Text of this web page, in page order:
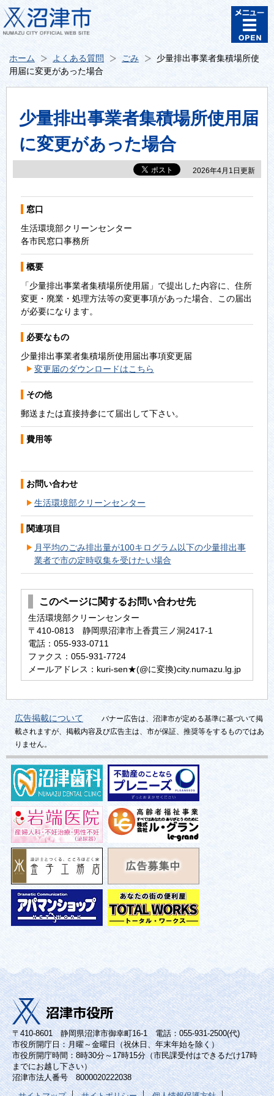
ホーム よくある質問 ごみ
少量排出事業者集積場所使
用届に変更があった場合
少量排出事業者集積場所使用届
に変更があった場合
2026年4月1日更新
窓口
生活環境部クリーンセンター
各市民窓口事務所
概要
「少量排出事業者集積場所使用届」で提出した内容に、住所
変更・廃業・処理方法等の変更事項があった場合、この届出
が必要になります。
必要なもの
少量排出事業者集積場所使用届出事項変更届
変更届のダウンロードはこちら
その他
郵送または直接持参にて届出して下さい。
費用等
お問い合わせ
生活環境部クリーンセンター
関連項目
月平均のごみ排出量が100キログラム以下の少量排出事
業者で市の定時収集を受けたい場合
このページに関するお問い合わせ先
生活環境部クリーンセンター
〒410-0813 静岡県沼津市上香貫三ノ洞2417-1
電話：055-933-0711
ファクス：055-931-7724
メールアドレス：kuri-sen★(@に変換)city.numazu.lg.jp
広告掲載について
バナー広告は、沼津市が定める基準に基づいて掲
載されますが、掲載内容及び広告主は、市が保証、推奨等をするものではあ
りません。
〒410-8601 静岡県沼津市御幸町16-1 電話：055-931-2500(代)
市役所開庁日：月曜～金曜日（祝休日、年末年始を除く）
市役所開庁時間：8時30分～17時15分（市民課受付はできるだけ17時
までにお越し下さい）
沼津市法人番号 8000020222038